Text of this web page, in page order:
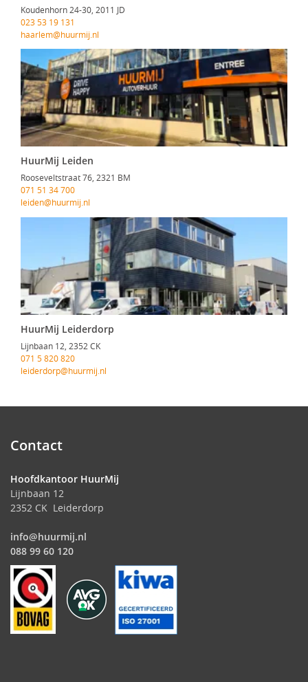
Koudenhorn 24-30, 2011 JD
023 53 19 131
haarlem@huurmij.nl
HuurMij Leiden
Rooseveltstraat 76, 2321 BM
071 51 34 700
leiden@huurmij.nl
HuurMij Leiderdorp
Lijnbaan 12, 2352 CK
071 5 820 820
leiderdorp@huurmij.nl
Contact
Hoofdkantoor HuurMij
Lijnbaan 12
2352 CK Leiderdorp
info@huurmij.nl
088 99 60 120